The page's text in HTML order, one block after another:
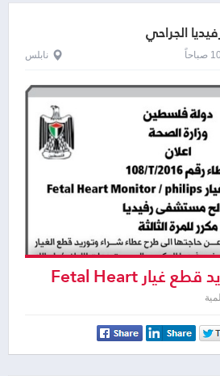
الجراحي
نابلس
شراء وتوريد قطع غيار Fetal Heart